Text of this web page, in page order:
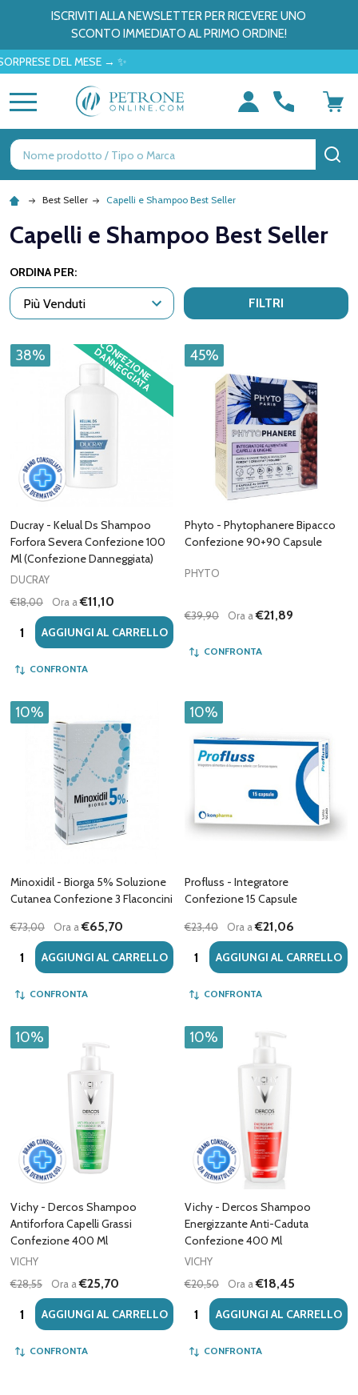
ISCRIVITI ALLA NEWSLETTER PER RICEVERE UNO
SCONTO IMMEDIATO AL PRIMO ORDINE!
DEL MESE → ✨
Ricerca
Best Seller Capelli e Shampoo Best Seller
Capelli e Shampoo Best Seller
ORDINA PER:
FILTRI
38% C
O
N
F
E
Z
IO
N
E
D
A
N
N
E
G
G
IA
T
A
Ducray - Kelual Ds Shampoo
Forfora Severa Confezione 100
Ml (Confezione Danneggiata)
DUCRAY
€18,00
Ora a€11,10
Quantità:AGGIUNGI AL CARRELLO
CONFRONTA
45%
Phyto - Phytophanere Bipacco
Confezione 90+90 Capsule
PHYTO
€39,90 Ora a€21,89
CONFRONTA
10%
Minoxidil - Biorga 5% Soluzione
Cutanea Confezione 3 Flaconcini
€73,00 Ora a€65,70
Quantità:AGGIUNGI AL CARRELLO
CONFRONTA
10%
Profluss - Integratore
Confezione 15 Capsule
€23,40 Ora a€21,06
Quantità:AGGIUNGI AL CARRELLO
CONFRONTA
10%
Vichy - Dercos Shampoo
Antiforfora Capelli Grassi
Confezione 400 Ml
VICHY
€28,55
Ora a€25,70
Quantità:AGGIUNGI AL CARRELLO
CONFRONTA
10%
Vichy - Dercos Shampoo
Energizzante Anti-Caduta
Confezione 400 Ml
VICHY
€20,50
Ora a€18,45
Quantità:AGGIUNGI AL CARRELLO
CONFRONTA